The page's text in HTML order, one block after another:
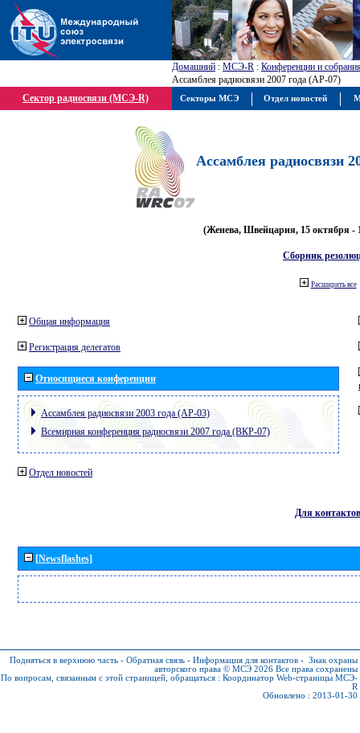
Домашний : МСЭ-R : Конференции и
Ассамблея радиосвязи 2007 года (АР-07)
Сектор радиосвязи (МСЭ-R)
Ассамблея радиосвязи
(Женева, Швейцария, 15 октября -
Сборник
Расширить все
Общая информация
Регистрация делегатов
Относящиеся конференции
Ассамблея радиосвязи 2003 года (АР-03)
Всемирная конференция радиосвязи 2007 года (ВКР-07)
Отдел новостей
Для контактов
[Newsflashes]
Подняться в верхнюю часть - Обратная связь - Информация для контактов - Знак охраны
авторского права © МСЭ 2026 Все права сохранены
По вопросам, связанным с этой страницей, обращаться : Координатор Web-страницы МСЭ-
R
Обновлено : 2013-01-30
Секторы МСЭ Отдел новостей